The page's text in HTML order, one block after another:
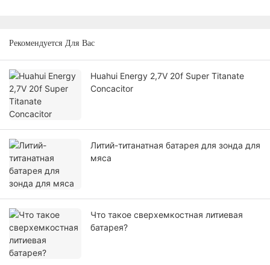
Рекомендуется Для Вас
Huahui Energy 2,7V 20f Super Titanate
Concacitor
Литий-титанатная батарея для зонда для
мяса
Что такое сверхемкостная литиевая
батарея?